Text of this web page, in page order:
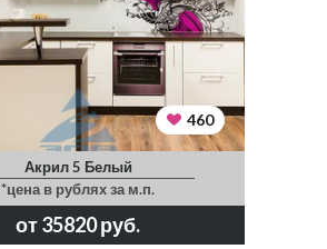
460
Акрил 5 Белый
*цена в рублях за м.п.
от 35820 руб.